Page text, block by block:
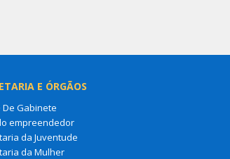
E ÓRGÃOS
De Gabinete
empreendedor
da Juventude
da Mulher